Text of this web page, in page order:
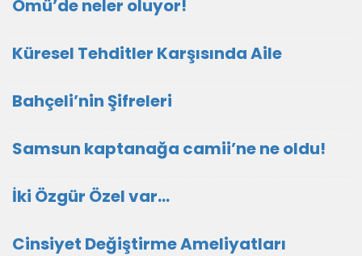
Omü’de neler oluyor!
Küresel Tehditler Karşısında Aile
Bahçeli’nin Şifreleri
Samsun kaptanağa camii’ne ne oldu!
İki Özgür Özel var…
Cinsiyet Değiştirme Ameliyatları